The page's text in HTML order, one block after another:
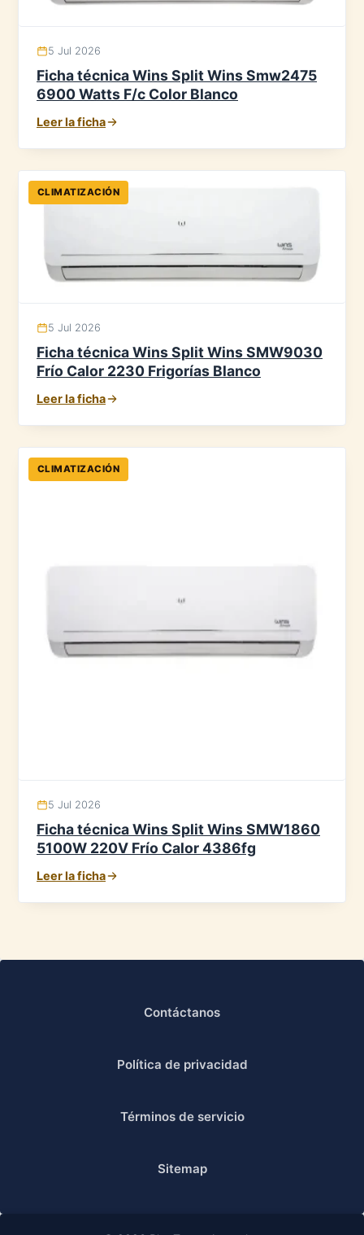
5 Jul 2026
Ficha técnica Wins Split Wins Smw2475
6900 Watts F/c Color Blanco
Leer la ficha
CLIMATIZACIÓN
5 Jul 2026
Ficha técnica Wins Split Wins SMW9030
Frío Calor 2230 Frigorías Blanco
Leer la ficha
CLIMATIZACIÓN
5 Jul 2026
Ficha técnica Wins Split Wins SMW1860
5100W 220V Frío Calor 4386fg
Leer la ficha
Contáctanos
Política de privacidad
Términos de servicio
Sitemap